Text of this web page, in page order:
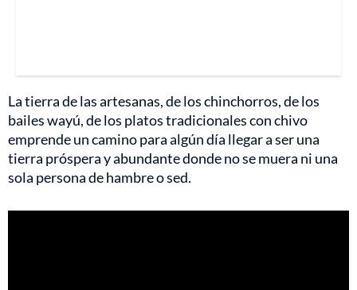
La tierra de las artesanas, de los chinchorros, de los
bailes wayú, de los platos tradicionales con chivo
emprende un camino para algún día llegar a ser una
tierra próspera y abundante donde no se muera ni una
sola persona de hambre o sed.